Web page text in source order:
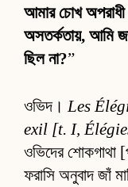
আমার চোখ
অসতর্কতায়, আমি
ছিল না?”
ওভিদ।Les
exil [t. I,
ওভিদের শোকগাথা
ফরাসি অনুবাদ জাঁ